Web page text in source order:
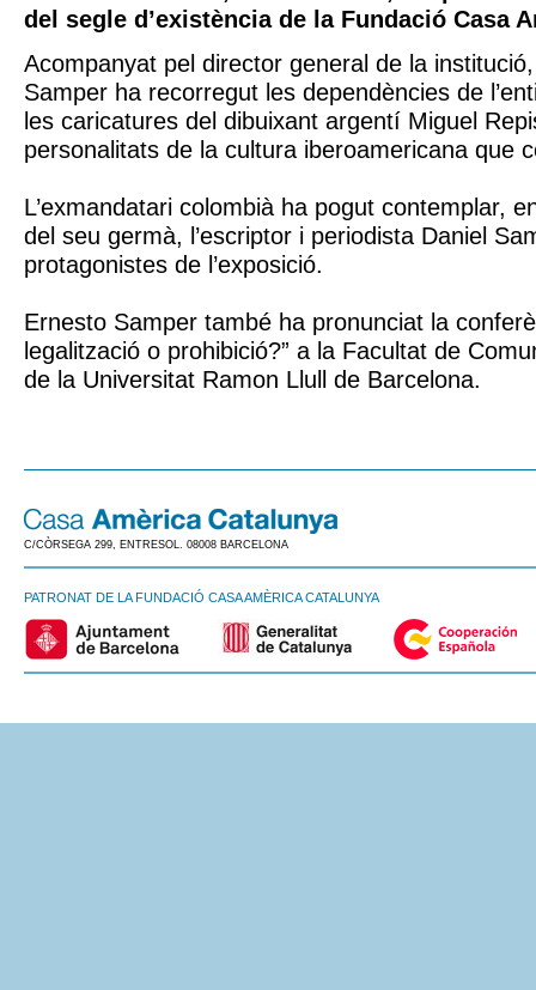
del segle d’existència de la Fundació Casa
Acompanyat pel director general de la
Samper ha recorregut les dependències de
les caricatures del dibuixant argentí Miguel
personalitats de la cultura iberoamericana que
L’exmandatari colombià ha pogut contemplar,
del seu germà, l’escriptor i periodista Daniel
protagonistes de l’exposició.
Ernesto Samper també ha pronunciat la
legalització o prohibició?” a la Facultat de
de la Universitat Ramon Llull de Barcelona.
C/CÒRSEGA 299, ENTRESOL. 08008 BARCELONA
PATRONAT DE LA FUNDACIÓ CASA AMÈRICA CATALUNYA